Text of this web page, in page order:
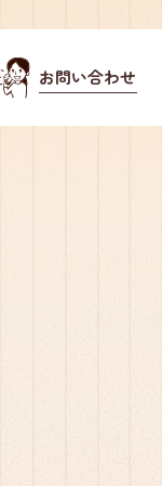
お問い合わせ